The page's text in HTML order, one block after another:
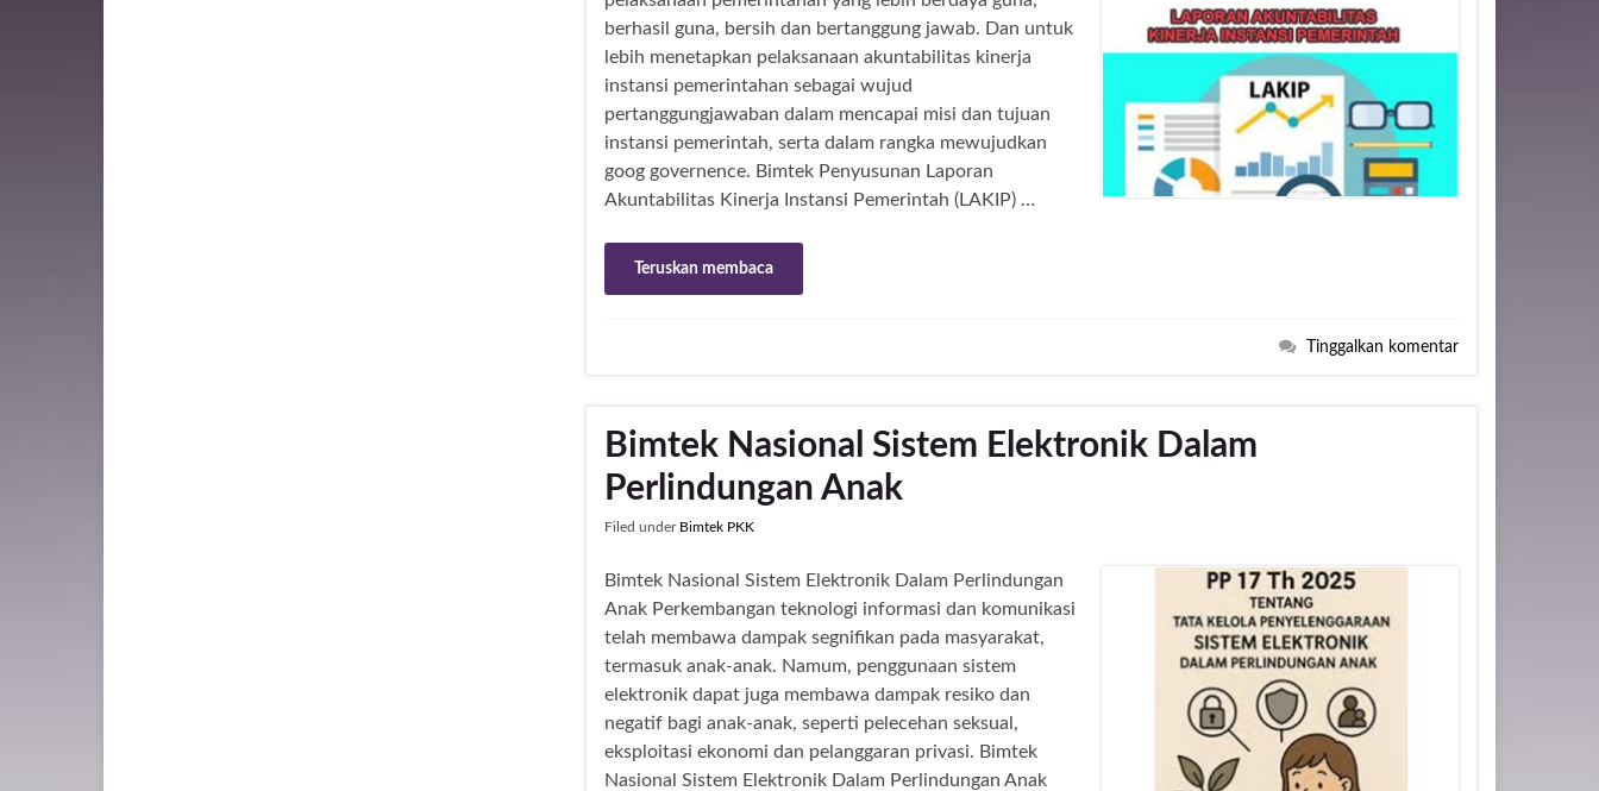
berhasil guna, bersih dan bertanggung jawab. Dan untuk
lebih menetapkan pelaksanaan akuntabilitas kinerja
instansi pemerintahan sebagai wujud
pertanggungjawaban dalam mencapai misi dan tujuan
instansi pemerintah, serta dalam rangka mewujudkan
goog governence. Bimtek Penyusunan Laporan
Akuntabilitas Kinerja Instansi Pemerintah (LAKIP) …
Teruskan membaca
Tinggalkan komentar
Bimtek Nasional Sistem Elektronik Dalam
Perlindungan Anak
Filed under Bimtek PKK
Bimtek Nasional Sistem Elektronik Dalam Perlindungan
Anak Perkembangan teknologi informasi dan komunikasi
telah membawa dampak segnifikan pada masyarakat,
termasuk anak-anak. Namum, penggunaan sistem
elektronik dapat juga membawa dampak resiko dan
negatif bagi anak-anak, seperti pelecehan seksual,
eksploitasi ekonomi dan pelanggaran privasi. Bimtek
Nasional Sistem Elektronik Dalam Perlindungan Anak